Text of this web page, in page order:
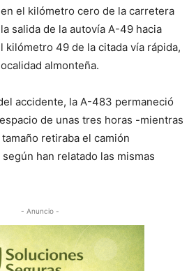
el kilómetro cero de la carretera
salida de la autovía A-49 hacia
kilómetro 49 de la citada vía rápida,
almonteña.
accidente, la A-483 permaneció
de unas tres horas -mientras
retiraba el camión
han relatado las mismas
- Anuncio -